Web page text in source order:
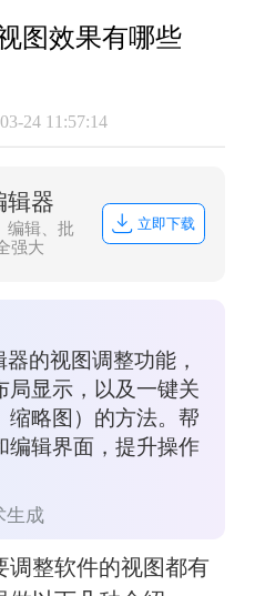
图效果有哪些
24 11:57:14
辑器
编辑、批
强大
立即下载
的视图调整功能，
局显示，以及一键关
缩略图）的方法。帮
编辑界面，提升操作
生成
调整软件的视图都有